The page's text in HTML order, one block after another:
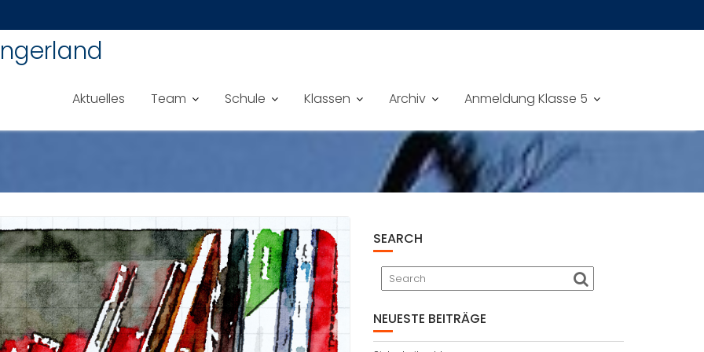
Aktuelles Team Schule Klassen Archiv Anmeldung Klasse 5
SEARCH
NEUESTE BEITRÄGE